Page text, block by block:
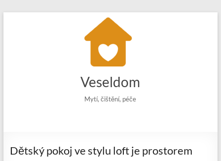
Veseldom
Mytí, čištění, péče
Dětský pokoj ve stylu loft je prostorem